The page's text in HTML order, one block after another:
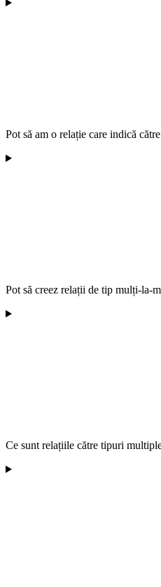
Pot să am o relație care indică
Pot să creez relații de tip mulți-la-
Ce sunt relațiile către tipuri